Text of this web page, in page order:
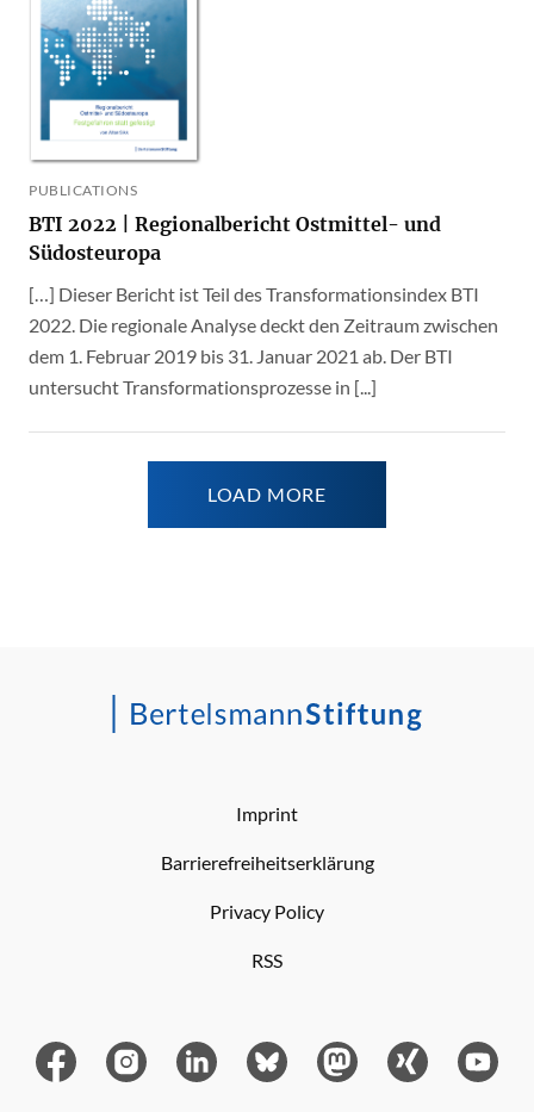
PUBLICATIONS
BTI 2022 | Regionalbericht Ostmittel- und
Südosteuropa
[…] Dieser Bericht ist Teil des Transformationsindex BTI
2022. Die regionale Analyse deckt den Zeitraum zwischen
dem 1. Februar 2019 bis 31. Januar 2021 ab. Der BTI
untersucht Transformationsprozesse in [...]
LOAD MORE
Imprint
Barrierefreiheitserklärung
Privacy Policy
RSS